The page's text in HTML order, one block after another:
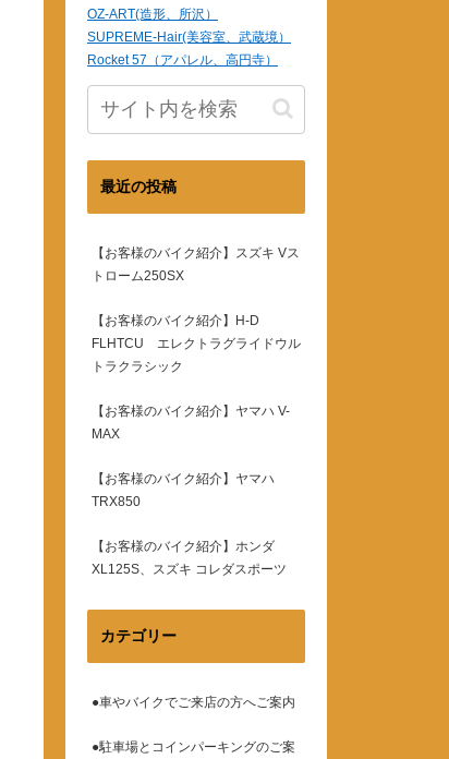
OZ-ART(造形、所沢）
SUPREME-Hair(美容室、武蔵境）
Rocket 57（アパレル、高円寺）
最近の投稿
【お客様のバイク紹介】スズキ Vス
トローム250SX
【お客様のバイク紹介】H-D
FLHTCU エレクトラグライドウル
トラクラシック
【お客様のバイク紹介】ヤマハ V-
MAX
【お客様のバイク紹介】ヤマハ
TRX850
【お客様のバイク紹介】ホンダ
XL125S、スズキ コレダスポーツ
カテゴリー
●車やバイクでご来店の方へご案内
●駐車場とコインパーキングのご案